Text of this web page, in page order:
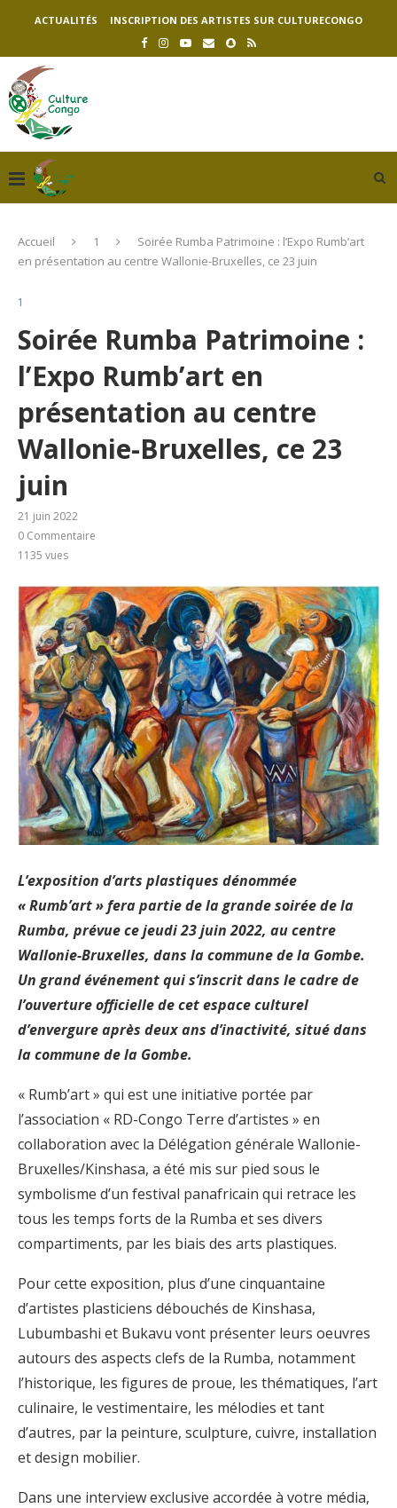
ACTUALITÉS INSCRIPTION DES ARTISTES SUR CULTURECONGO
Accueil 1
Soirée Rumba Patrimoine : l’Expo Rumb’art
en présentation au centre Wallonie-Bruxelles, ce 23 juin
1
Soirée Rumba Patrimoine :
l’Expo Rumb’art en
présentation au centre
Wallonie-Bruxelles, ce 23
juin
21 juin 2022
0 Commentaire
1135 vues
L’exposition d’arts plastiques dénommée
« Rumb’art » fera partie de la grande soirée de la
Rumba, prévue ce jeudi 23 juin 2022, au centre
Wallonie-Bruxelles, dans la commune de la Gombe.
Un grand événement qui s’inscrit dans le cadre de
l’ouverture officielle de cet espace culturel
d’envergure après deux ans d’inactivité, situé dans
la commune de la Gombe.
« Rumb’art » qui est une initiative portée par
l’association « RD-Congo Terre d’artistes » en
collaboration avec la Délégation générale Wallonie-
Bruxelles/Kinshasa, a été mis sur pied sous le
symbolisme d’un festival panafricain qui retrace les
tous les temps forts de la Rumba et ses divers
compartiments, par les biais des arts plastiques.
Pour cette exposition, plus d’une cinquantaine
d’artistes plasticiens débouchés de Kinshasa,
Lubumbashi et Bukavu vont présenter leurs oeuvres
autours des aspects clefs de la Rumba, notamment
l’historique, les figures de proue, les thématiques, l’art
culinaire, le vestimentaire, les mélodies et tant
d’autres, par la peinture, sculpture, cuivre, installation
et design mobilier.
Dans une interview exclusive accordée à votre média,